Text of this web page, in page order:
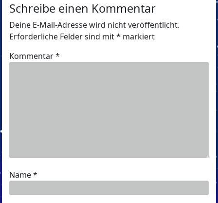
Schreibe einen Kommentar
Deine E-Mail-Adresse wird nicht veröffentlicht.
Erforderliche Felder sind mit* markiert
Kommentar*
Name*